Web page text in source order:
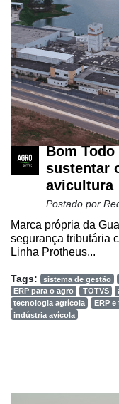
Bom Todo
sustentar
avicultura
Postado por
Marca própria da
segurança tributária
Linha Protheus...
Tags: sistema de gestão
ERP para o agro
TOTVS
tecnologia agrícola
ERP
indústria avícola